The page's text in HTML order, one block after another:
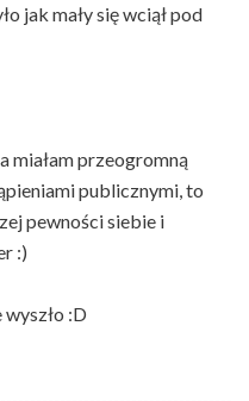
jak mały się wciął pod
miałam przeogromną
publicznymi, to
pewności siebie i
:)
:D